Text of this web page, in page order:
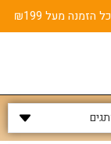
מעל ₪199